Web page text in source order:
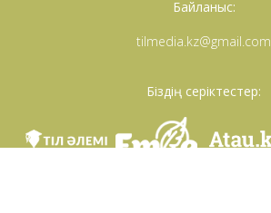
Байланыс:
tilmedia.kz@gmail.com
Біздің серіктестер: